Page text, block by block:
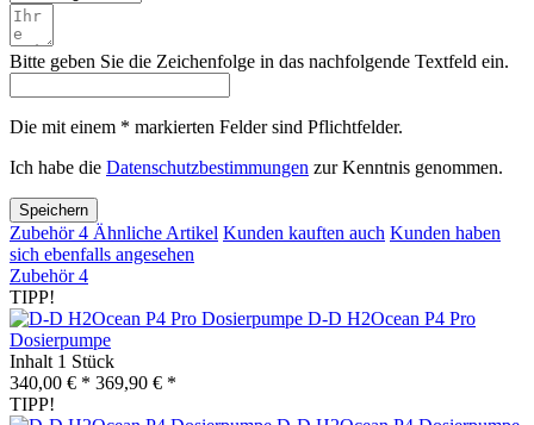
Bitte geben Sie die Zeichenfolge in das nachfolgende Textfeld ein.
Die mit einem * markierten Felder sind Pflichtfelder.
Ich habe die Datenschutzbestimmungen zur Kenntnis genommen.
Speichern
Zubehör4 Ähnliche Artikel Kunden kauften auch Kunden haben
sich ebenfalls angesehen
Zubehör4
TIPP!
D-D H2Ocean P4 Pro
Dosierpumpe
Inhalt 1 Stück
340,00 € * 369,90 € *
TIPP!